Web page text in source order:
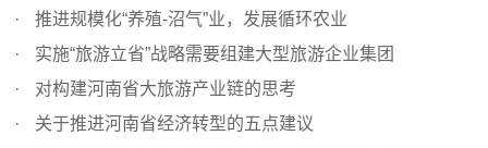
推进规模化“养殖-沼气”业，发展循环农业
实施“旅游立省”战略需要组建大型旅游企业集团
对构建河南省大旅游产业链的思考
关于推进河南省经济转型的五点建议